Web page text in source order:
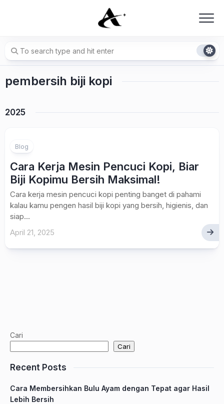
pembersih biji kopi
2025
Blog
Cara Kerja Mesin Pencuci Kopi, Biar
Biji Kopimu Bersih Maksimal!
Cara kerja mesin pencuci kopi penting banget di pahami
kalau kamu pengen hasil biji kopi yang bersih, higienis, dan
siap...
April 21, 2025
Cari
Cari
Recent Posts
Cara Membersihkan Bulu Ayam dengan Tepat agar Hasil
Lebih Bersih